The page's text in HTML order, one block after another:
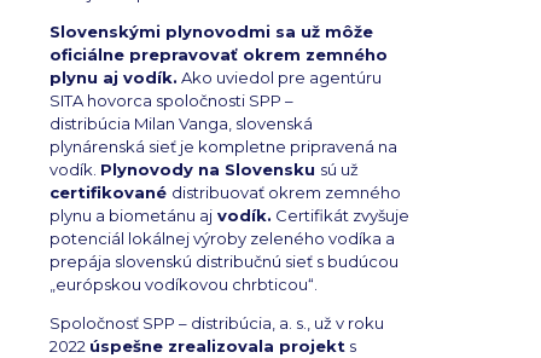
Slovenskými plynovodmi sa už môže
oficiálne prepravovať okrem zemného
plynu aj vodík. Ako uviedol pre agentúru
SITA hovorca spoločnosti SPP –
distribúcia Milan Vanga, slovenská
plynárenská sieť je kompletne pripravená na
vodík. Plynovody na Slovensku sú už
certifikované distribuovať okrem zemného
plynu a biometánu aj vodík. Certifikát zvyšuje
potenciál lokálnej výroby zeleného vodíka a
prepája slovenskú distribučnú sieť s budúcou
„európskou vodíkovou chrbticou“.
Spoločnosť SPP – distribúcia, a. s., už v roku
2022 úspešne zrealizovala projekt s